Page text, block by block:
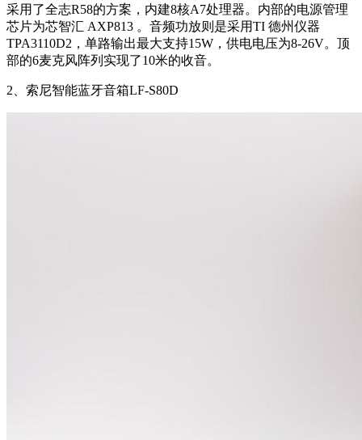
采用了全志R58的方案，内建8核A7处理器。内部的电源管理
芯片为芯智汇 AXP813 。音频功放则是采用TI 德州仪器
TPA3110D2，单路输出最大支持15W，供电电压为8-26V。顶
部的6麦克风阵列实现了10米的收音。
2、索尼智能蓝牙音箱LF-S80D